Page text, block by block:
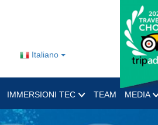
Italiano
IMMERSIONI TEC TEAM MEDIA